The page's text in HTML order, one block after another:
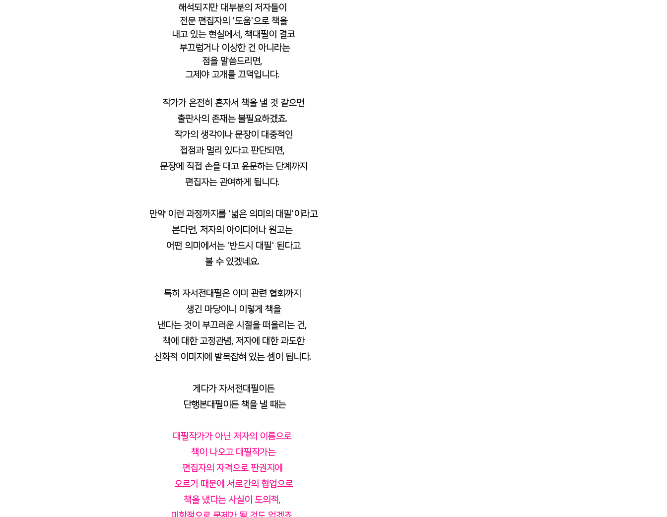
해석되지만 대부분의 저자들이
전문 편집자의 '도움'으로 책을
내고 있는 현실에서, 책대필이 결코
부끄럽거나 이상한 건 아니라는
점을 말씀드리면,
그제야 고개를 끄덕입니다.
작가가 온전히 혼자서 책을 낼 것 같으면
출판사의 존재는 불필요하겠죠.
작가의 생각이나 문장이 대중적인
접점과 멀리 있다고 판단되면,
문장에 직접 손을 대고 윤문하는 단계까지
편집자는 관여하게 됩니다.
만약 이런 과정까지를 '넓은 의미의 대필'이라고
본다면, 저자의 아이디어나 원고는
어떤 의미에서는 '반드시 대필' 된다고
볼 수 있겠네요.
특히 자서전대필은 이미 관련 협회까지
생긴 마당이니 이렇게 책을
낸다는 것이 부끄러운 시절을 떠올리는 건,
책에 대한 고정관념, 저자에 대한 과도한
신화적 이미지에 발목잡혀 있는 셈이 됩니다.
게다가 자서전대필이든
단행본대필이든 책을 낼 때는
대필작가가 아닌 저자의 이름으로
책이 나오고 대필작가는
편집자의 자격으로 판권지에
오르기 때문에 서로간의 협업으로
책을 냈다는 사실이 도의적,